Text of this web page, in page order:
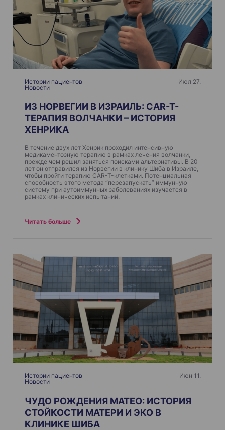
я
п
о
з
а
Истории пациентов
Новости
Июл 27.
ИЗ НОРВЕГИИ В ИЗРАИЛЬ: CAR-T-
ТЕРАПИЯ ВОЛЧАНКИ – ИСТОРИЯ
ХЕНРИКА
В течение двух лет Хенрик проходил интенсивную
медикаментозную терапию в рамках лечения волчанки,
прежде чем решил заняться поисками альтернативы. В 20
лет он отправился из Норвегии в клинику Шиба в Израиле,
чтобы пройти терапию CAR-T-клетками. Потенциальная
способность этого метода “перезапускать” иммунную
систему при аутоиммунных заболеваниях изучается в
рамках клинических испытаний.
Читать больше
Истории пациентов
Новости
Июн 11.
ЧУДО РОЖДЕНИЯ МАТЕО: ИСТОРИЯ
СТОЙКОСТИ МАТЕРИ И ЭКО В
КЛИНИКЕ ШИБА